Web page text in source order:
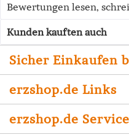
Bewertungen lesen,
Kunden kauften auch
Sicher Einkaufen
erzshop.de Links
erzshop.de Service